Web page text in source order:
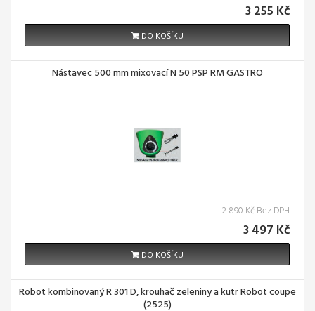
3 255 Kč
DO KOŠÍKU
Nástavec 500 mm mixovací N 50 PSP RM GASTRO
2 890 Kč Bez DPH
3 497 Kč
DO KOŠÍKU
Robot kombinovaný R 301 D, krouhač zeleniny a kutr Robot coupe
(2525)